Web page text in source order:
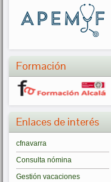
Formación
Enlaces de interés
cfnavarra
Consulta nómina
Gestión vacaciones